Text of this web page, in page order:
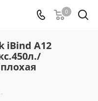
0
iBind A12
-